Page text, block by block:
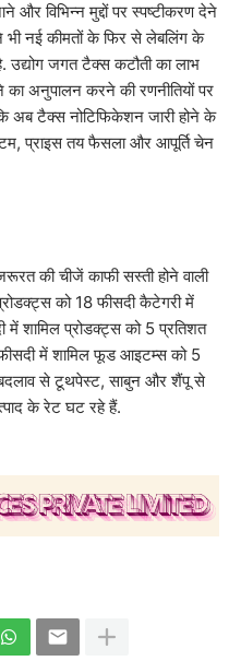
और विभिन्न मुद्दों पर स्पष्टीकरण देने
नई कीमतों के फिर से लेबलिंग के
उद्योग जगत टैक्स कटौती का लाभ
अनुपालन करने की रणनीतियों पर
अब टैक्स नोटिफिकेशन जारी होने के
प्राइस तय फैसला और आपूर्ति चेन
की चीजें काफी सस्ती होने वाली
को 18 फीसदी कैटेगरी में
में शामिल प्रोडक्ट्स को 5 प्रतिशत
में शामिल फूड आइटम्स को 5
से टूथपेस्ट, साबुन और शैंपू से
के रेट घट रहे हैं.